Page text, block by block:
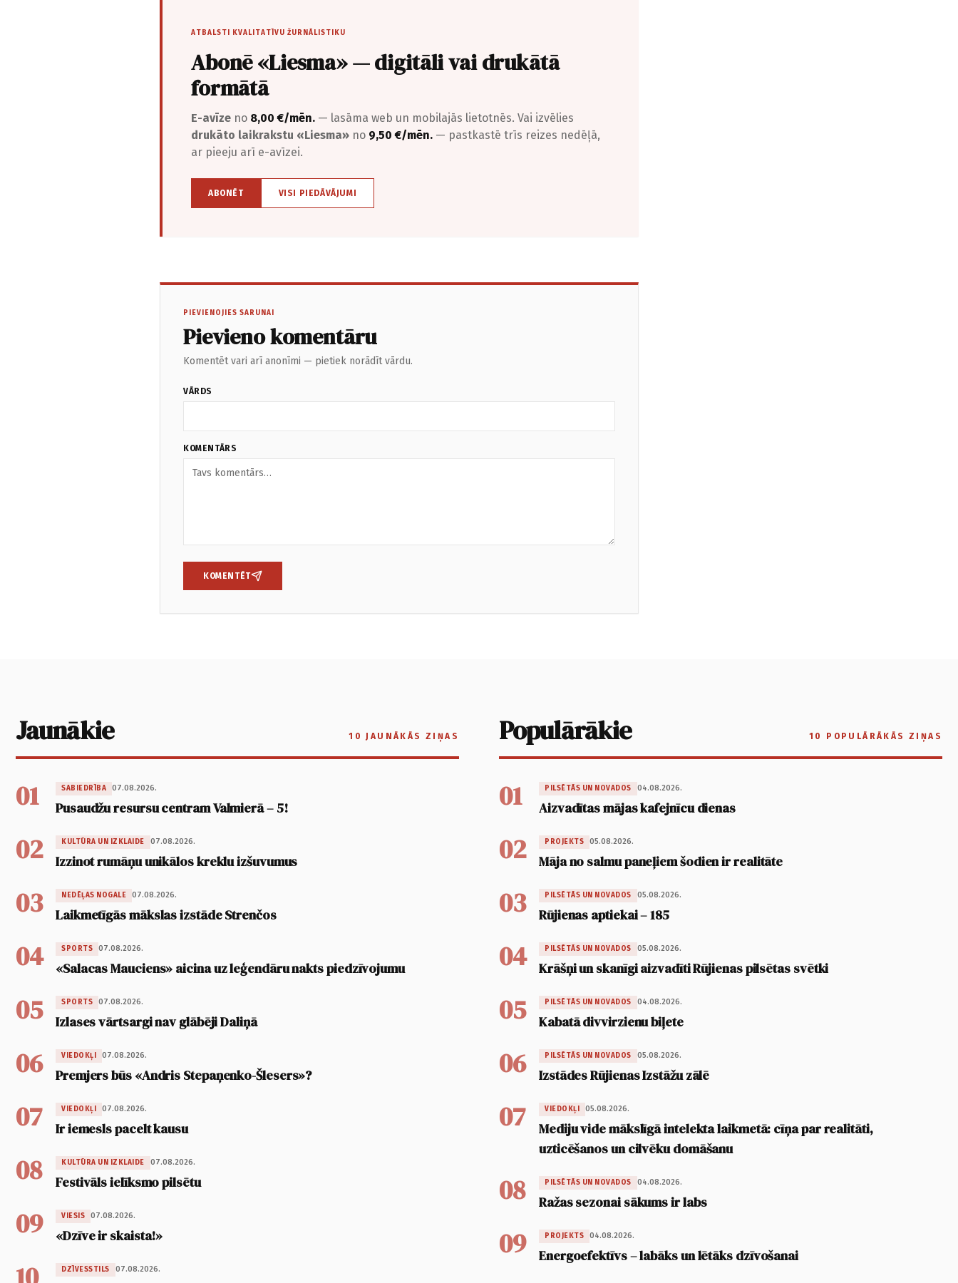
ATBALSTI KVALITATĪVU ŽURNĀLISTIKU
Abonē «Liesma» — digitāli vai drukātā
formātā
E-avīze no 8,00 €/mēn. — lasāma web un mobilajās lietotnēs. Vai izvēlies
drukāto laikrakstu «Liesma» no 9,50 €/mēn. — pastkastē trīs reizes nedēļā,
ar pieeju arī e-avīzei.
ABONĒT VISI PIEDĀVĀJUMI
PIEVIENOJIES SARUNAI
Pievieno komentāru
Komentēt vari arī anonīmi — pietiek norādīt vārdu.
VĀRDS
KOMENTĀRS
KOMENTĒT
Jaunākie 10 JAUNĀKĀS ZIŅAS
01 SABIEDRĪBA 07.08.2026.
Pusaudžu resursu centram Valmierā – 5!
02 KULTŪRA UN IZKLAIDE 07.08.2026.
Izzinot rumāņu unikālos kreklu izšuvumus
03 NEDĒĻAS NOGALE 07.08.2026.
Laikmetīgās mākslas izstāde Strenčos
04 SPORTS 07.08.2026.
«Salacas Mauciens» aicina uz leģendāru nakts piedzīvojumu
05 SPORTS 07.08.2026.
Izlases vārtsargi nav glābēji Daliņā
06 VIEDOKĻI 07.08.2026.
Premjers būs «Andris Stepaņenko-Šlesers»?
07 VIEDOKĻI 07.08.2026.
Ir iemesls pacelt kausu
08 KULTŪRA UN IZKLAIDE 07.08.2026.
Festivāls ielīksmo pilsētu
09 VIESIS 07.08.2026.
«Dzīve ir skaista!»
DZĪVESSTILS 07.08.2026.
Populārākie 10 POPULĀRĀKĀS ZIŅAS
01 PILSĒTĀS UN NOVADOS 04.08.2026.
Aizvadītas mājas kafejnīcu dienas
02 PROJEKTS 05.08.2026.
Māja no salmu paneļiem šodien ir realitāte
03 PILSĒTĀS UN NOVADOS 05.08.2026.
Rūjienas aptiekai – 185
04 PILSĒTĀS UN NOVADOS 05.08.2026.
Krāšņi un skanīgi aizvadīti Rūjienas pilsētas svētki
05 PILSĒTĀS UN NOVADOS 04.08.2026.
Kabatā divvirzienu biļete
06 PILSĒTĀS UN NOVADOS 05.08.2026.
Izstādes Rūjienas Izstāžu zālē
07 VIEDOKĻI 05.08.2026.
Mediju vide mākslīgā intelekta laikmetā: cīņa par realitāti,
uzticēšanos un cilvēku domāšanu
08 PILSĒTĀS UN NOVADOS 04.08.2026.
Ražas sezonai sākums ir labs
09 PROJEKTS 04.08.2026.
Energoefektīvs – labāks un lētāks dzīvošanai